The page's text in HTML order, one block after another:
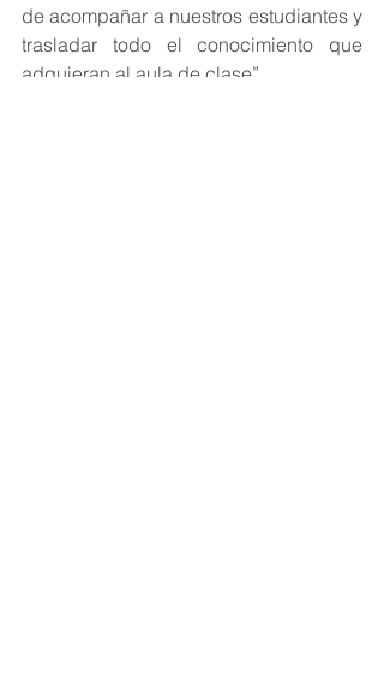
de acompañar a nuestros estudiantes y
trasladar todo el conocimiento que
adquieran al aula de clase”.